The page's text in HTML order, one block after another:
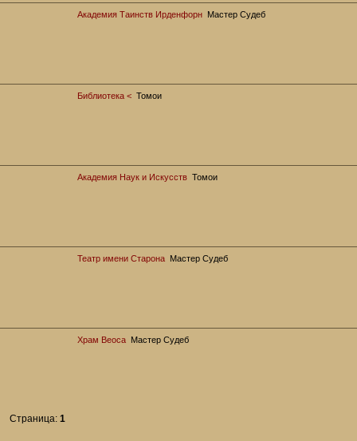
Академия Таинств Ирденфорн Мастер Судеб
Библиотека < Томои
Академия Наук и Искусств Томои
Театр имени Старона Мастер Судеб
Храм Веоса Мастер Судеб
Страница:1